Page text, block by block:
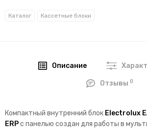
Каталог Кассетные блоки
Описание
Отзывы0
Компактный внутренний блок Electrolux
ERPс панелью создан для работы в